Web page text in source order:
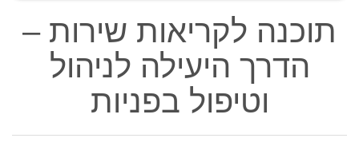
תוכנה לקריאות שירות –
הדרך היעילה לניהול
וטיפול בפניות